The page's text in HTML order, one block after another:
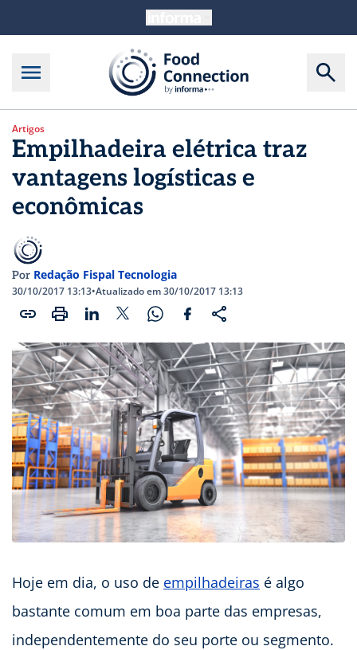
Artigos
Empilhadeira elétrica traz
vantagens logísticas e
econômicas
Por Redação Fispal Tecnologia
30/10/2017 13:13•Atualizado em 30/10/2017 13:13
Hoje em dia, o uso de empilhadeiras é algo
bastante comum em boa parte das empresas,
independentemente do seu porte ou segmento.